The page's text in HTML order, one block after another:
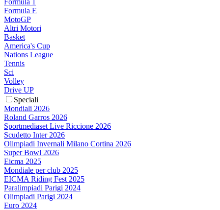
Formula E
MotoGP
Altri Motori
Basket
America's Cup
Nations League
Tennis
Sci
Volley
Drive UP
Speciali
Mondiali 2026
Roland Garros 2026
Sportmediaset Live Riccione 2026
Scudetto Inter 2026
Olimpiadi Invernali Milano Cortina 2026
Super Bowl 2026
Eicma 2025
Mondiale per club 2025
EICMA Riding Fest 2025
Paralimpiadi Parigi 2024
Olimpiadi Parigi 2024
Euro 2024